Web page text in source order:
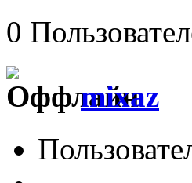
0
mixaz